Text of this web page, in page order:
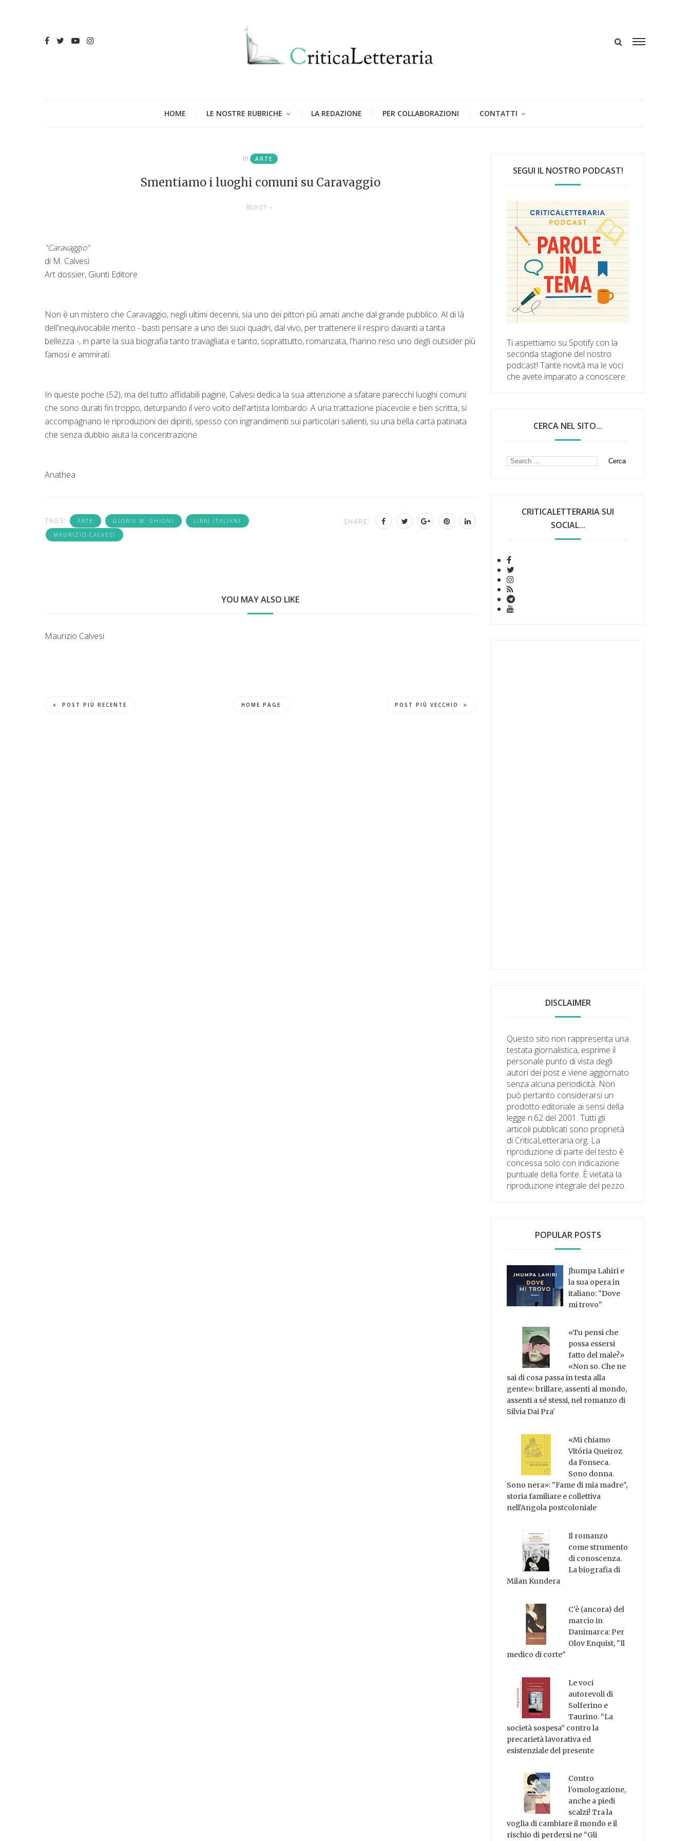
HOME LE NOSTRE RUBRICHE LA REDAZIONE PER COLLABORAZIONI CONTATTI
in ARTE
Smentiamo i luoghi comuni su Caravaggio
30.9.07 -
"Caravaggio"
di M. Calvesi
Art dossier, Giunti Editore
Non è un mistero che Caravaggio, negli ultimi decenni, sia uno dei pittori più amati anche dal grande pubblico. Al di là
dell'inequivocabile merito - basti pensare a uno dei suoi quadri, dal vivo, per trattenere il respiro davanti a tanta
bellezza -, in parte la sua biografia tanto travagliata e tanto, soprattutto, romanzata, l'hanno reso uno degli outsider più
famosi e ammirati.
In queste poche (52), ma del tutto affidabili pagine, Calvesi dedica la sua attenzione a sfatare parecchi luoghi comuni
che sono durati fin troppo, deturpando il vero volto dell'artista lombardo. A una trattazione piacevole e ben scritta, si
accompagnano le riproduzioni dei dipinti, spesso con ingrandimenti sui particolari salienti, su una bella carta patinata
che senza dubbio aiuta la concentrazione.
Anathea
TAGS: ARTE GLORIA M. GHIONI
LIBRI ITALIANI
MAURIZIO CALVESI
SHARE:
YOU MAY ALSO LIKE
Maurizio Calvesi
POST PIÙ RECENTE HOME PAGE POST PIÙ VECCHIO
SEGUI IL NOSTRO PODCAST!
Ti aspettiamo su Spotify con la
seconda stagione del nostro
podcast! Tante novità ma le voci
che avete imparato a conoscere.
CERCA NEL SITO...
CRITICALETTERARIA SUI
SOCIAL...
DISCLAIMER
Questo sito non rappresenta una
testata giornalistica, esprime il
personale punto di vista degli
autori dei post e viene aggiornato
senza alcuna periodicità. Non
può pertanto considerarsi un
prodotto editoriale ai sensi della
legge n.62 del 2001. Tutti gli
articoli pubblicati sono proprietà
di CriticaLetteraria.org. La
riproduzione di parte del testo è
concessa solo con indicazione
puntuale della fonte. È vietata la
riproduzione integrale del pezzo.
POPULAR POSTS
Jhumpa Lahiri e
la sua opera in
italiano: "Dove
mi trovo"
«Tu pensi che
possa essersi
fatto del male?»
«Non so. Che ne
sai di cosa passa in testa alla
gente»: brillare, assenti al mondo,
assenti a sé stessi, nel romanzo di
Silvia Dai Pra'
«Mi chiamo
Vitória Queiroz
da Fonseca.
Sono donna.
Sono nera»: "Fame di mia madre",
storia familiare e collettiva
nell'Angola postcoloniale
Il romanzo
come strumento
di conoscenza.
La biografia di
Milan Kundera
C'è (ancora) del
marcio in
Danimarca: Per
Olov Enquist, "Il
medico di corte"
Le voci
autorevoli di
Solferino e
Taurino. “La
società sospesa” contro la
precarietà lavorativa ed
esistenziale del presente
Contro
l’omologazione,
anche a piedi
scalzi! Tra la
voglia di cambiare il mondo e il
rischio di perdersi ne “Gli